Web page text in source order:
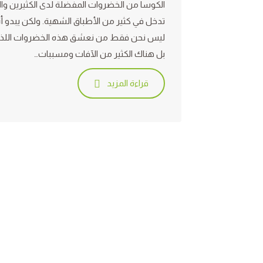
الكوسا من الخضروات المفضلة لدى الكثيرين
تدخل في كثير من الأطباق الشهية. ولكن يبدو
ليس نحن فقط من نعشق هذه الخضروات
بل هناك الكثير من الآفات ومسببات…
قراءة المزيد